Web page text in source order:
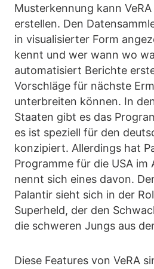
Musterkennung kann
erstellen. Den
in visualisierter Form
kennt und wer wann wo
automatisiert Berichte
Vorschläge für nächste
unterbreiten können. In
Staaten gibt es das
es ist speziell für den
konzipiert. Allerdings hat
Programme für die USA im
nennt sich eines davon.
Palantir sieht sich in der
Superheld, der den
die schweren Jungs aus
Diese Features von VeRA